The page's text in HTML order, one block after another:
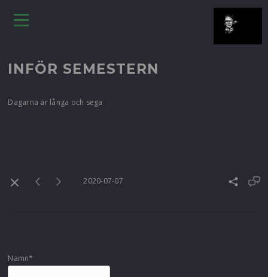
INFÖR SEMESTERN
Dagarna är långa och sega
2020-07-07
Namn*